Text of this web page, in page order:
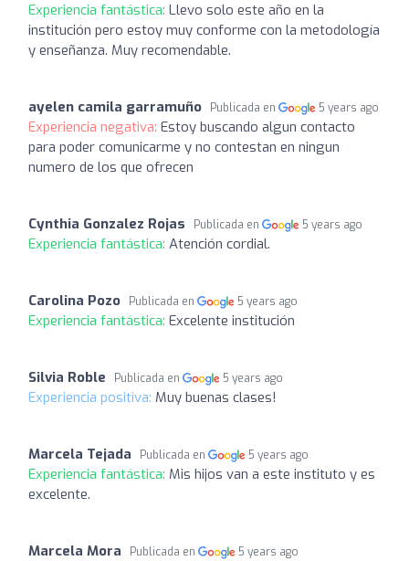
Experiencia fantástica: Llevo solo este año en la
institución pero estoy muy conforme con la metodología
y enseñanza. Muy recomendable.
ayelen camila garramuño Publicada en 5 years ago
Experiencia negativa: Estoy buscando algun contacto
para poder comunicarme y no contestan en ningun
numero de los que ofrecen
Cynthia Gonzalez Rojas Publicada en 5 years ago
Experiencia fantástica: Atención cordial.
Carolina Pozo Publicada en 5 years ago
Experiencia fantástica: Excelente institución
Silvia Roble Publicada en 5 years ago
Experiencia positiva: Muy buenas clases!
Marcela Tejada Publicada en 5 years ago
Experiencia fantástica: Mis hijos van a este instituto y es
excelente.
Marcela Mora Publicada en 5 years ago